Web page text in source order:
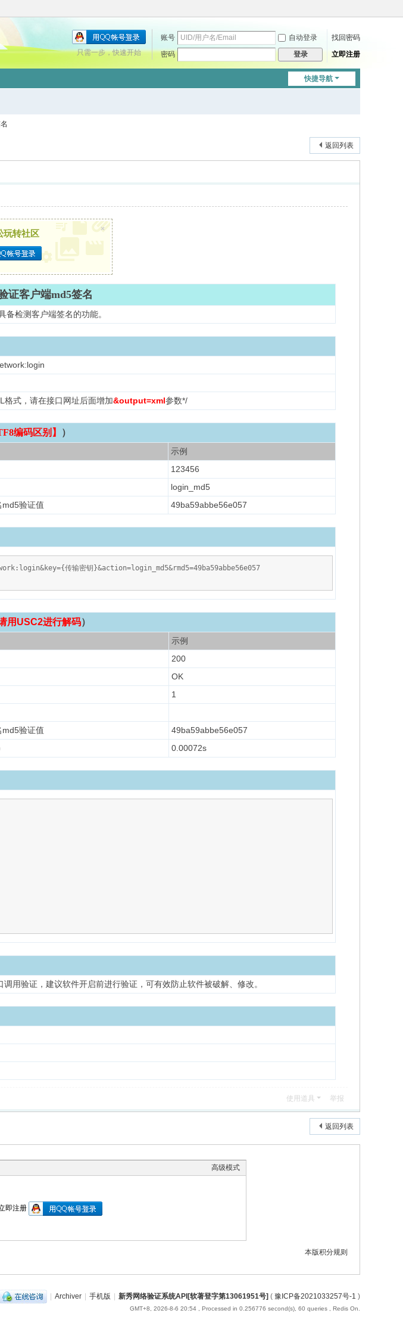
账号 自动登录
找回密码
密码
登录 立即注册
只需一步，快速开始
快捷导航
返回列表
玩转社区 ×
证客户端md5签名
检测客户端签名的功能。
式，请在接口网址后面增加&output=xml参数*/
编码区别】 ）
示例
123456
login_md5
验证值 49ba59abbe56e057
传输密钥}&action=login_md5&rmd5=49ba59abbe56e057
用USC2进行解码）
示例
200
OK
1
验证值
49ba59abbe56e057
0.00072s
用验证，建议软件开启前进行验证，可有效防止软件被破解、修改。
使用道具 举报
返回列表
高级模式
即注册
本版积分规则
| Archiver | 手机版 | 新秀网络验证系统API[软著登字第13061951号] ( 豫ICP备2021033257号-1 )
GMT+8, 2026-8-6 20:54 , Processed in 0.256776 second(s), 60 queries , Redis On.